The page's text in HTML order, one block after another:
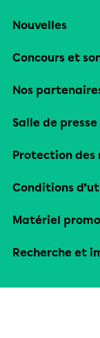
Nouvelles
Concours et
Nos
Salle de presse
Protection des
Conditions
Matériel
Recherche et